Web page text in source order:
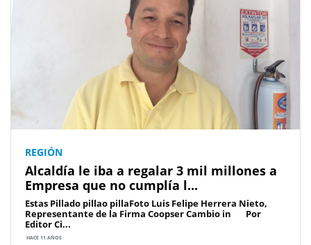
REGIÓN
Alcaldía le iba a regalar 3 mil millones a
Empresa que no cumplía l...
Estas Pillado pillao pillaFoto Luis Felipe Herrera Nieto,
Representante de la Firma Coopser Cambio in Por
Editor Ci...
HACE 11 AÑOS